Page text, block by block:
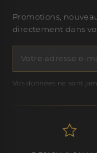
Promotions,
directement dans
Vos données ne sont